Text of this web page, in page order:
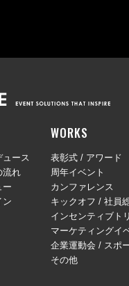
ュース
流れ
ー
ン
WORKS
表彰式 / アワード
周年イベント
カンファレンス
キックオフ / 社員
インセンティブト
マーケティングイ
企業運動会 / スポ
その他